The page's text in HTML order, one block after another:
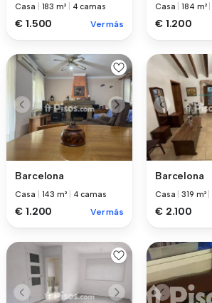
Casa 183 m² 4 camas
€ 1.500 Ver más
Casa |184 m²
€ 1.200
Barcelona
Casa 143 m² 4 camas
€ 1.200 Ver más
Barcelona
Casa |319 m²
€ 2.100